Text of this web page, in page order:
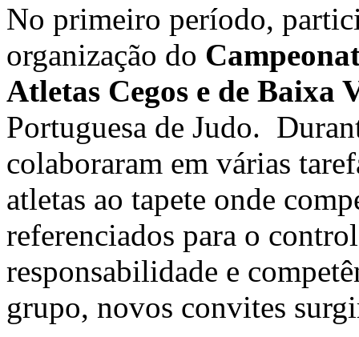
No primeiro período,
organização do
Atletas Cegos e de Baixa
Portuguesa de Judo.
colaboraram em várias
atletas ao tapete onde
referenciados para o
responsabilidade e
grupo, novos convites